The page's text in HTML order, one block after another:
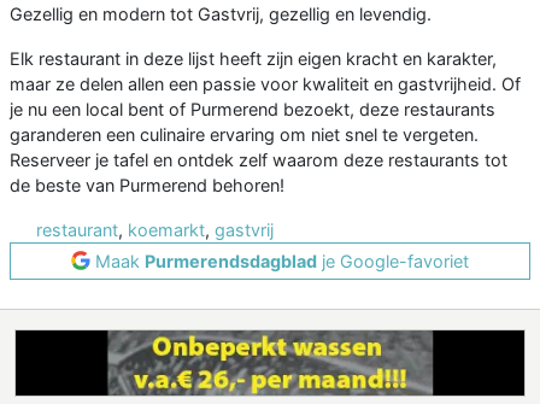
Gezellig en modern tot Gastvrij, gezellig en levendig.
Elk restaurant in deze lijst heeft zijn eigen kracht en karakter,
maar ze delen allen een passie voor kwaliteit en gastvrijheid. Of
je nu een local bent of Purmerend bezoekt, deze restaurants
garanderen een culinaire ervaring om niet snel te vergeten.
Reserveer je tafel en ontdek zelf waarom deze restaurants tot
de beste van Purmerend behoren!
restaurant, koemarkt, gastvrij
Maak Purmerendsdagblad je Google-favoriet